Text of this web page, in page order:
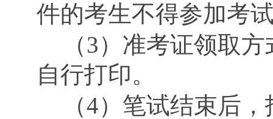
件的考生不得参加考
（3）准考证领取
自行打印。
（4）笔试结束后